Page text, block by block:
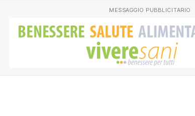
MESSAGGIO PUBBLICITARIO